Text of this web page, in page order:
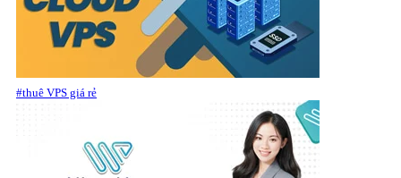
#thuê VPS giá rẻ